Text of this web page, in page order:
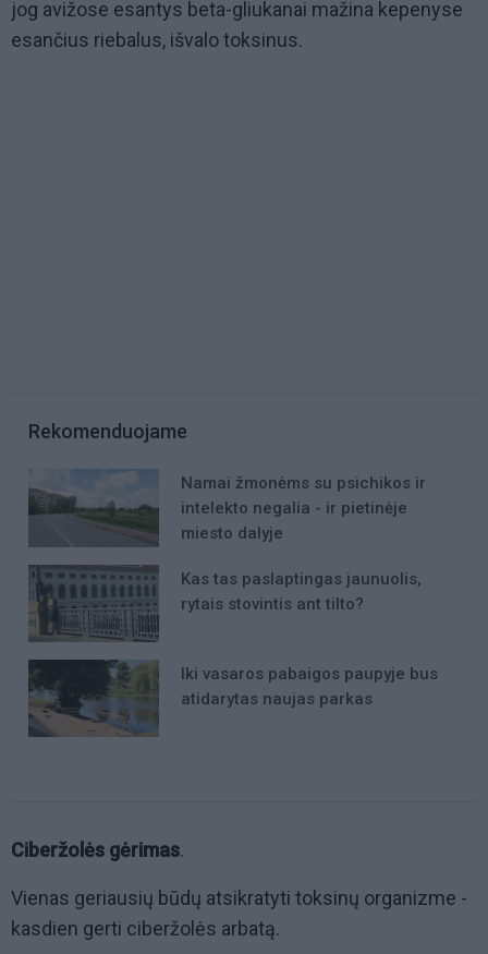
jog avižose esantys beta-gliukanai mažina kepenyse
esančius riebalus, išvalo toksinus.
Rekomenduojame
Namai žmonėms su psichikos ir
intelekto negalia - ir pietinėje
miesto dalyje
Kas tas paslaptingas jaunuolis,
rytais stovintis ant tilto?
Iki vasaros pabaigos paupyje bus
atidarytas naujas parkas
Ciberžolės gėrimas.
Vienas geriausių būdų atsikratyti toksinų organizme -
kasdien gerti ciberžolės arbatą.